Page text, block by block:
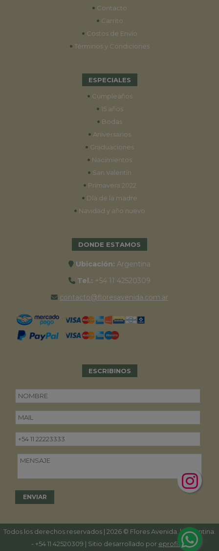
• Contacto
• Carrito
• Costos de Envío
• Términos y Condiciones
ESPECIALES
• Cumpleaños
• 15 años
• Bodas
• Aniversarios
• Graduaciones
• Nacimientos
• San Valentín
• Primavera 2022
• Día de la madre
• Navidad y año nuevo
DONDE ESTAMOS
Ubicación: Argentina
Tel.: +54 11 42520309
contacto@floresavenida.com.ar
ESCRIBINOS
Todos los derechos reservados | 2026 © Flores Avenida. | Argentina.
- +54 11 42520309 | Sitio desarrollado por eproficio